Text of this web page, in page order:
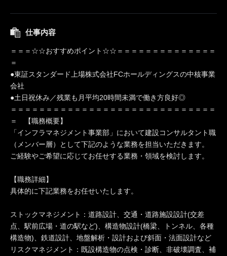
仕事内容
＝＝＝☆☆おすすめポイント☆☆＝＝＝＝＝＝＝＝＝＝＝＝＝＝
＝
●東証スタンダード上場株式会社FCホールディングスの中核事業
会社
●土日祝休み／残業も月平均20時間未満で働き方良好◎
＝＝＝＝＝＝＝＝＝＝＝＝＝＝＝＝＝＝＝＝＝＝＝＝＝＝＝＝＝
＝ 【職務概要】
「インフラマネジメント事業部」において建設コンサルタント職
（メンバー層）として下記のような業務を担当いただきます。
ご経験やご希望に応じてお任せする業務・領域を検討します。
【職務詳細】
具体的に下記業務をお任せいたします。
ストックマネジメント：道路設計、交通・道路施設設計(交差
点、駅前広場・道の駅など)、構造物設計(橋梁、トンネル、各種
構造物)、鉄道設計、地盤解析・設計および斜面・法面設計など
リスクマネジメント：既設構造物の点検・診断、非破壊調査、補